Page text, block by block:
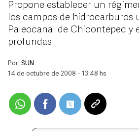
Propone establecer un
los campos de hidrocarburos
Paleocanal de Chicontepec y
profundas
Por: SUN
14 de octubre de 2008 - 13:48 hs